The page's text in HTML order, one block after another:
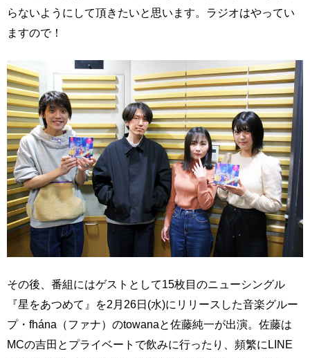
らないようにして頂きたいと思います。ラジオはやってい
ますので！
その後、番組にはゲストとして15枚目のニューシングル
『星をあつめて』を2月26日(水)にリリースした音楽グルー
プ・fhána（ファナ）のtowanaと佐藤純一が出演。佐藤は
MCの吉田とプライベートで飲みに行ったり、頻繁にLINE